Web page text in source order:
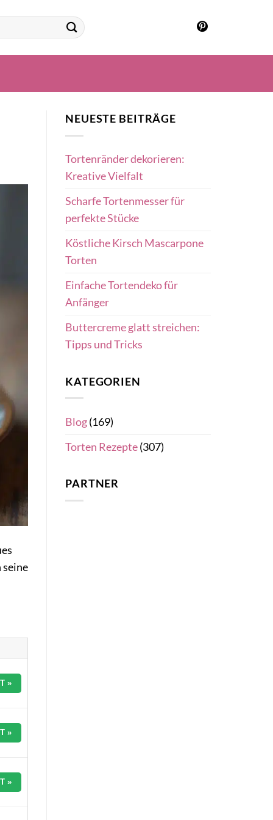
seine
»
»
»
NEUESTE BEITRÄGE
Tortenränder dekorieren:
Kreative Vielfalt
Scharfe Tortenmesser für
perfekte Stücke
Köstliche Kirsch Mascarpone
Torten
Einfache Tortendeko für
Anfänger
Buttercreme glatt streichen:
Tipps und Tricks
KATEGORIEN
Blog(169)
Torten Rezepte(307)
PARTNER